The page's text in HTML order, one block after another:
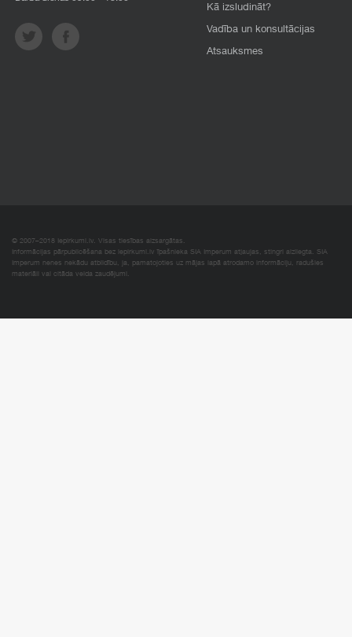
Kā izsludināt?
Vadība un konsultācijas
Atsauksmes
© 2007–2018 Iepirkumi.lv. Visas tiesības aizsargātas.
Informācijas pārpublicēšana bez iepirkumi.lv īpašnieka SIA Imperum atļaujas, stingri aizliegta. SIA
Imperum nenes nekādu atbildību, ja, pamatojoties uz mājas lapā atrodamo informāciju, radušies
materiāli vai citāda veida zaudējumi.